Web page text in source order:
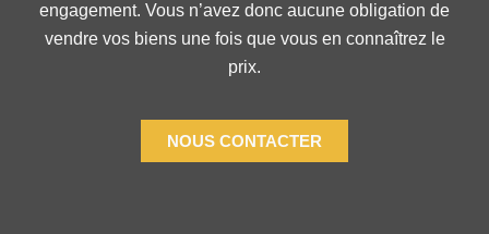
engagement. Vous n’avez donc aucune obligation de
vendre vos biens une fois que vous en connaîtrez le
prix.
NOUS CONTACTER